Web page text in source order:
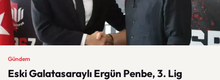
Gündem
Eski Galatasaraylı Ergün Penbe, 3. Lig